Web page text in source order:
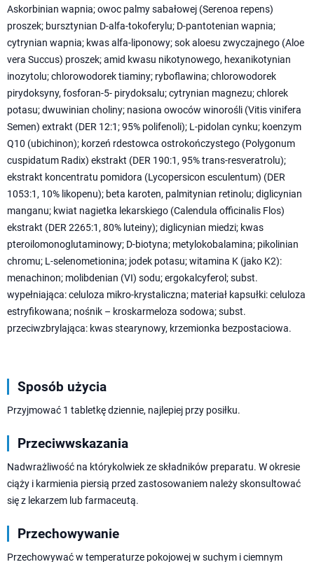
Askorbinian wapnia; owoc palmy sabałowej (Serenoa repens)
proszek; bursztynian D-alfa-tokoferylu; D-pantotenian wapnia;
cytrynian wapnia; kwas alfa-liponowy; sok aloesu zwyczajnego (Aloe
vera Succus) proszek; amid kwasu nikotynowego, hexanikotynian
inozytolu; chlorowodorek tiaminy; ryboflawina; chlorowodorek
pirydoksyny, fosforan-5- pirydoksalu; cytrynian magnezu; chlorek
potasu; dwuwinian choliny; nasiona owoców winorośli (Vitis vinifera
Semen) extrakt (DER 12:1; 95% polifenoli); L-pidolan cynku; koenzym
Q10 (ubichinon); korzeń rdestowca ostrokończystego (Polygonum
cuspidatum Radix) ekstrakt (DER 190:1, 95% trans-resveratrolu);
ekstrakt koncentratu pomidora (Lycopersicon esculentum) (DER
1053:1, 10% likopenu); beta karoten, palmitynian retinolu; diglicynian
manganu; kwiat nagietka lekarskiego (Calendula officinalis Flos)
ekstrakt (DER 2265:1, 80% luteiny); diglicynian miedzi; kwas
pteroilomonoglutaminowy; D-biotyna; metylokobalamina; pikolinian
chromu; L-selenometionina; jodek potasu; witamina K (jako K2):
menachinon; molibdenian (VI) sodu; ergokalcyferol; subst.
wypełniająca: celuloza mikro-krystaliczna; materiał kapsułki: celuloza
estryfikowana; nośnik – kroskarmeloza sodowa; subst.
przeciwzbrylająca: kwas stearynowy, krzemionka bezpostaciowa.
Sposób użycia
Przyjmować 1 tabletkę dziennie, najlepiej przy posiłku.
Przeciwwskazania
Nadwrażliwość na którykolwiek ze składników preparatu. W okresie
ciąży i karmienia piersią przed zastosowaniem należy skonsultować
się z lekarzem lub farmaceutą.
Przechowywanie
Przechowywać w temperaturze pokojowej w suchym i ciemnym